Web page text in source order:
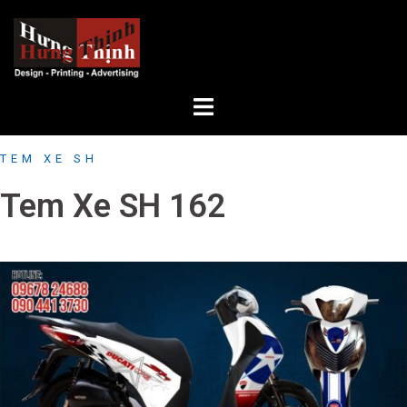
content
TEM XE SH
Tem Xe SH 162